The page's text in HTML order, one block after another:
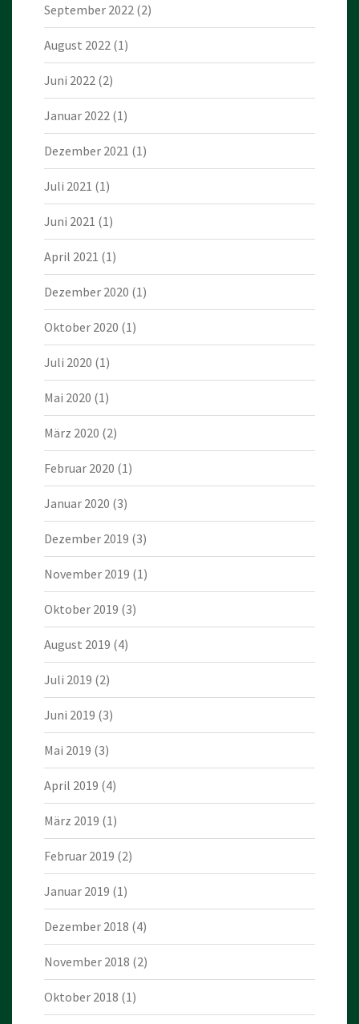
September 2022 (2)
August 2022 (1)
Juni 2022 (2)
Januar 2022 (1)
Dezember 2021 (1)
Juli 2021 (1)
Juni 2021 (1)
April 2021 (1)
Dezember 2020 (1)
Oktober 2020 (1)
Juli 2020 (1)
Mai 2020 (1)
März 2020 (2)
Februar 2020 (1)
Januar 2020 (3)
Dezember 2019 (3)
November 2019 (1)
Oktober 2019 (3)
August 2019 (4)
Juli 2019 (2)
Juni 2019 (3)
Mai 2019 (3)
April 2019 (4)
März 2019 (1)
Februar 2019 (2)
Januar 2019 (1)
Dezember 2018 (4)
November 2018 (2)
Oktober 2018 (1)